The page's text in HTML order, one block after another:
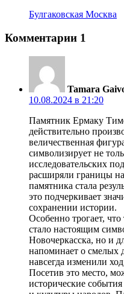
Булгаковская Москва
Комментарии 1
Tamara
10.08.2024 в 21:20
Памятник Ермаку
действительно
величественная
символизирует не
исследовательских
расширяли границы
памятника стала
это подчеркивает
сохранении истории.
Особенно трогает,
стало настоящим
Новочеркасска, но и
напоминает о смелых
навсегда изменили
Посетив это место,
исторические